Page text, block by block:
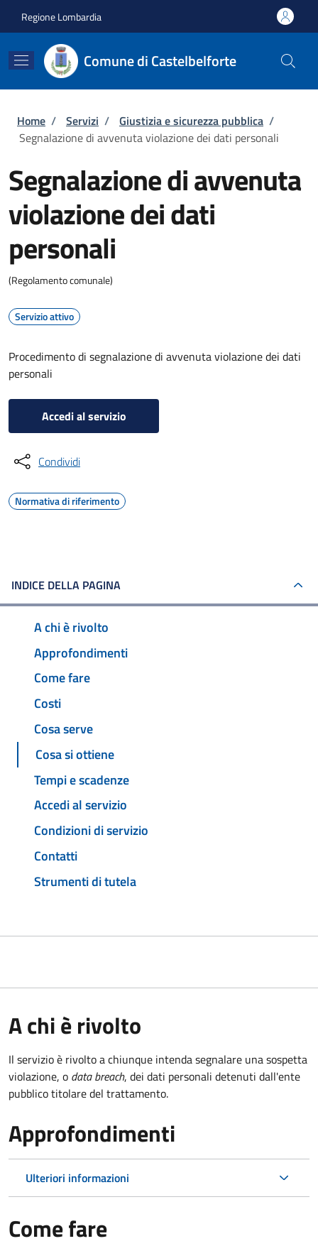
Regione Lombardia
Comune di Castelbelforte
Briciole di pane
Home / Servizi / Giustizia e sicurezza pubblica /
Segnalazione di avvenuta violazione dei dati personali
Segnalazione di avvenuta
violazione dei dati
personali
(Regolamento comunale)
Servizio attivo
Procedimento di segnalazione di avvenuta violazione dei dati
personali
Accedi al servizio
Condividi
Normativa di riferimento
INDICE DELLA PAGINA
A chi è rivolto
Approfondimenti
Come fare
Costi
Cosa serve
Cosa si ottiene
Tempi e scadenze
Accedi al servizio
Condizioni di servizio
Contatti
Strumenti di tutela
A chi è rivolto
Il servizio è rivolto a chiunque intenda segnalare una sospetta
violazione, o data breach, dei dati personali detenuti dall'ente
pubblico titolare del trattamento.
Approfondimenti
Ulteriori informazioni
Come fare